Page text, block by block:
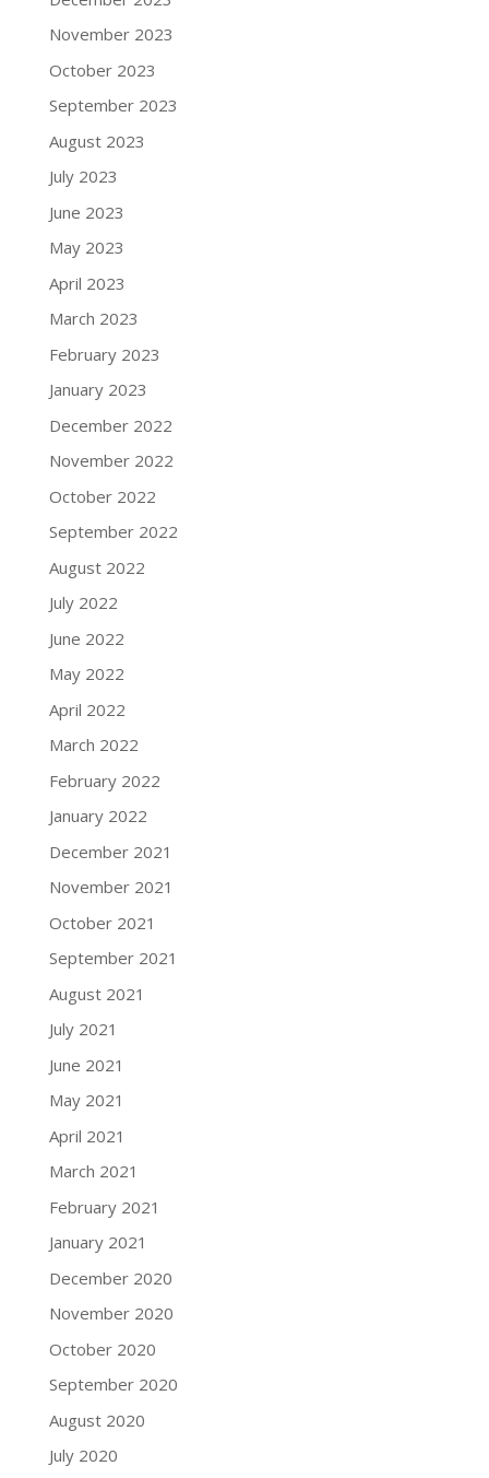
November 2023
October 2023
September 2023
August 2023
July 2023
June 2023
May 2023
April 2023
March 2023
February 2023
January 2023
December 2022
November 2022
October 2022
September 2022
August 2022
July 2022
June 2022
May 2022
April 2022
March 2022
February 2022
January 2022
December 2021
November 2021
October 2021
September 2021
August 2021
July 2021
June 2021
May 2021
April 2021
March 2021
February 2021
January 2021
December 2020
November 2020
October 2020
September 2020
August 2020
July 2020